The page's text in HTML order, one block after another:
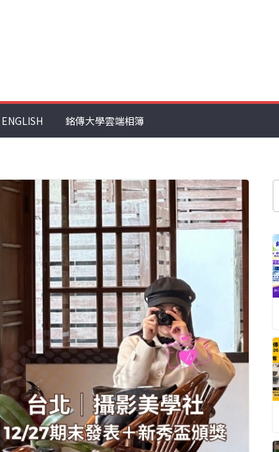
ENGLISH 銘傳大學雲端相簿